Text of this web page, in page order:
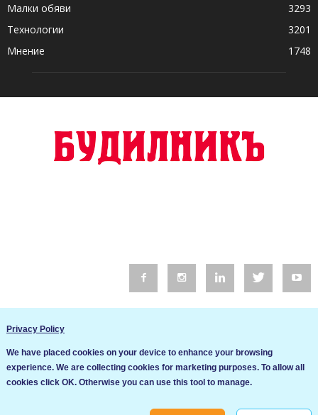
Малки обяви
3293
Технологии
3201
Мнение
1748
Общи условия
Privacy Policy
We have placed cookies on your device to enhance your browsing
experience. We are collecting cookies for marketing purposes. To allow all
cookies click OK. Otherwise you can use this tool to manage.
Ние използваме бисквитки за да подобрим услугите си. Ако
продължите да посещавате този сайт, ние приемаме, че се